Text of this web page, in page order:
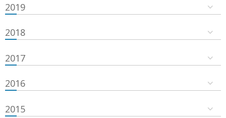
2019
2018
2017
2016
2015